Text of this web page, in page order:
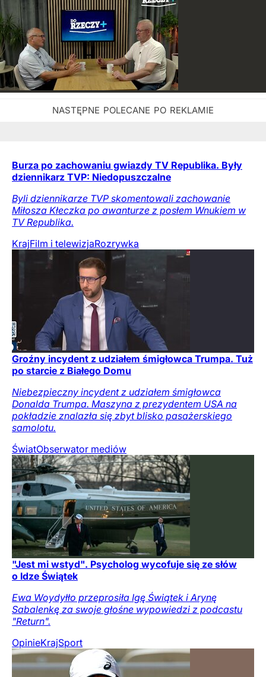
Burza po zachowaniu gwiazdy TV Republika. Były
dziennikarz TVP: Niedopuszczalne
Byli dziennikarze TVP skomentowali zachowanie
Miłosza Kłeczka po awanturze z posłem Wnukiem w
TV Republika.
KrajFilm i telewizjaRozrywka
Groźny incydent z udziałem śmigłowca Trumpa. Tuż
po starcie z Białego Domu
Niebezpieczny incydent z udziałem śmigłowca
Donalda Trumpa. Maszyna z prezydentem USA na
pokładzie znalazła się zbyt blisko pasażerskiego
samolotu.
ŚwiatObserwator mediów
"Jest mi wstyd". Psycholog wycofuje się ze słów
o Idze Świątek
Ewa Woydyłło przeprosiła Igę Świątek i Arynę
Sabalenkę za swoje głośne wypowiedzi z podcastu
"Return".
OpinieKrajSport